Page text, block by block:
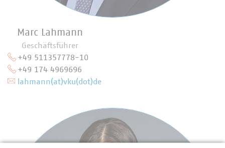
Marc Lahmann
Geschäftsführer
+49 511357778-10
+49 174 4969696
lahmann(at)vku(dot)de